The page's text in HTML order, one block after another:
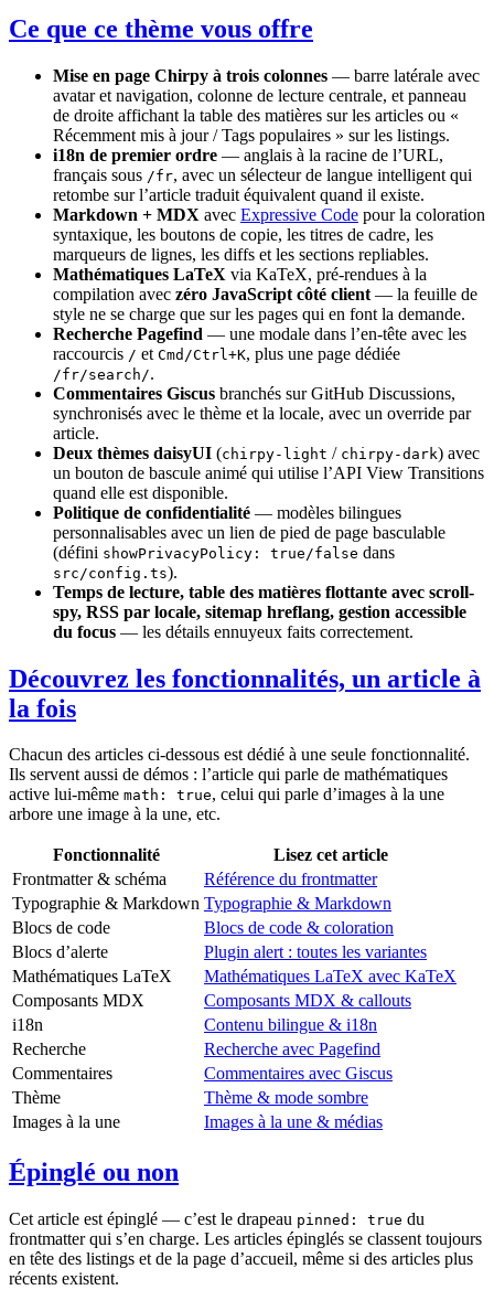
Ce que ce thème vous offre
Mise en page Chirpy à trois colonnes — barre latérale avec
avatar et navigation, colonne de lecture centrale, et panneau
de droite affichant la table des matières sur les articles ou «
Récemment mis à jour / Tags populaires » sur les listings.
i18n de premier ordre — anglais à la racine de l’URL,
français sous /fr, avec un sélecteur de langue intelligent qui
retombe sur l’article traduit équivalent quand il existe.
Markdown + MDX avec Expressive Code pour la coloration
syntaxique, les boutons de copie, les titres de cadre, les
marqueurs de lignes, les diffs et les sections repliables.
Mathématiques LaTeX via KaTeX, pré-rendues à la
compilation avec zéro JavaScript côté client — la feuille de
style ne se charge que sur les pages qui en font la demande.
Recherche Pagefind — une modale dans l’en-tête avec les
raccourcis / et Cmd/Ctrl+K, plus une page dédiée
/fr/search/.
Commentaires Giscus branchés sur GitHub Discussions,
synchronisés avec le thème et la locale, avec un override par
article.
Deux thèmes daisyUI (chirpy-light / chirpy-dark) avec
un bouton de bascule animé qui utilise l’API View Transitions
quand elle est disponible.
Politique de confidentialité — modèles bilingues
personnalisables avec un lien de pied de page basculable
(défini showPrivacyPolicy: true/false dans
src/config.ts).
Temps de lecture, table des matières flottante avec scroll-
spy, RSS par locale, sitemap hreflang, gestion accessible
du focus — les détails ennuyeux faits correctement.
Découvrez les fonctionnalités, un article à
la fois
Chacun des articles ci-dessous est dédié à une seule fonctionnalité.
Ils servent aussi de démos : l’article qui parle de mathématiques
active lui-même math: true, celui qui parle d’images à la une
arbore une image à la une, etc.
Fonctionnalité
Lisez cet article
Frontmatter & schéma
Référence du frontmatter
Typographie & Markdown Typographie & Markdown
Blocs de code
Blocs de code & coloration
Blocs d’alerte
Plugin alert : toutes les variantes
Mathématiques LaTeX
Mathématiques LaTeX avec KaTeX
Composants MDX
Composants MDX & callouts
i18n
Contenu bilingue & i18n
Recherche
Recherche avec Pagefind
Commentaires
Commentaires avec Giscus
Thème
Thème & mode sombre
Images à la une
Images à la une & médias
Épinglé ou non
Cet article est épinglé — c’est le drapeau pinned: true du
frontmatter qui s’en charge. Les articles épinglés se classent toujours
en tête des listings et de la page d’accueil, même si des articles plus
récents existent.